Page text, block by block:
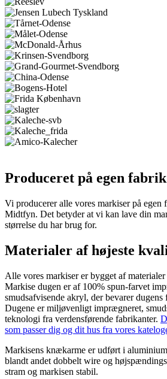
Produceret på egen
Vi producerer alle vores markiser på
Midtfyn. Det betyder at vi kan lave din
størrelse du har brug for.
Materialer af højeste
Alle vores markiser er bygget af
Markise dugen er af 100% spun-farvet
smudsafvisende akryl, der bevarer dugens
Dugene er miljøvenligt imprægneret,
teknologi fra verdensførende fabrikanter.
som passer dig og dit hus fra vores
Markisens knækarme er udført i
blandt andet dobbelt wire og
stram og markisen stabil.